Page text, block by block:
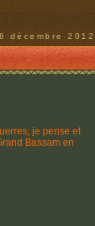
décembre 2012
je pense et
Bassam en